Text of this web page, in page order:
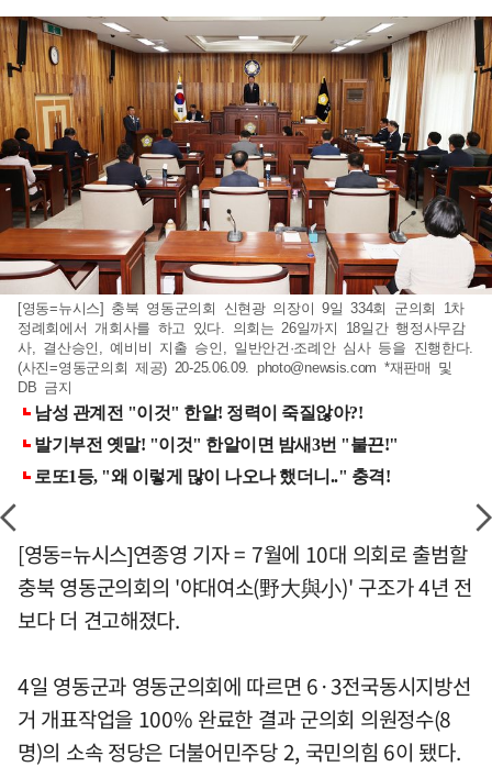
[영동=뉴시스] 충북 영동군의회 신현광 의장이 9일 334회 군의회 1차
정례회에서 개회사를 하고 있다. 의회는 26일까지 18일간 행정사무감
사, 결산승인, 예비비 지출 승인, 일반안건·조례안 심사 등을 진행한다.
(사진=영동군의회 제공) 20-25.06.09. photo@newsis.com *재판매 및
DB 금지
[영동=뉴시스]연종영 기자 = 7월에 10대 의회로 출범할
충북 영동군의회의 '야대여소(野大與小)' 구조가 4년 전
보다 더 견고해졌다.
4일 영동군과 영동군의회에 따르면 6·3전국동시지방선
거 개표작업을 100% 완료한 결과 군의회 의원정수(8
명)의 소속 정당은 더불어민주당 2, 국민의힘 6이 됐다.